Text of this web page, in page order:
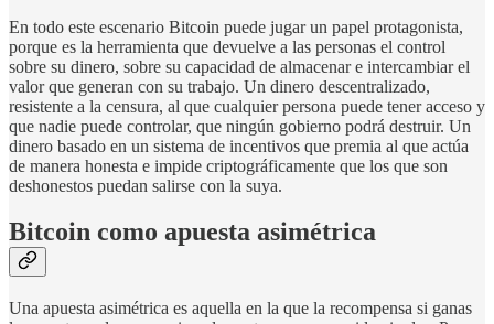
En todo este escenario Bitcoin puede jugar un papel protagonista,
porque es la herramienta que devuelve a las personas el control
sobre su dinero, sobre su capacidad de almacenar e intercambiar el
valor que generan con su trabajo. Un dinero descentralizado,
resistente a la censura, al que cualquier persona puede tener acceso y
que nadie puede controlar, que ningún gobierno podrá destruir. Un
dinero basado en un sistema de incentivos que premia al que actúa
de manera honesta e impide criptográficamente que los que son
deshonestos puedan salirse con la suya.
Bitcoin como apuesta asimétrica
Una apuesta asimétrica es aquella en la que la recompensa si ganas